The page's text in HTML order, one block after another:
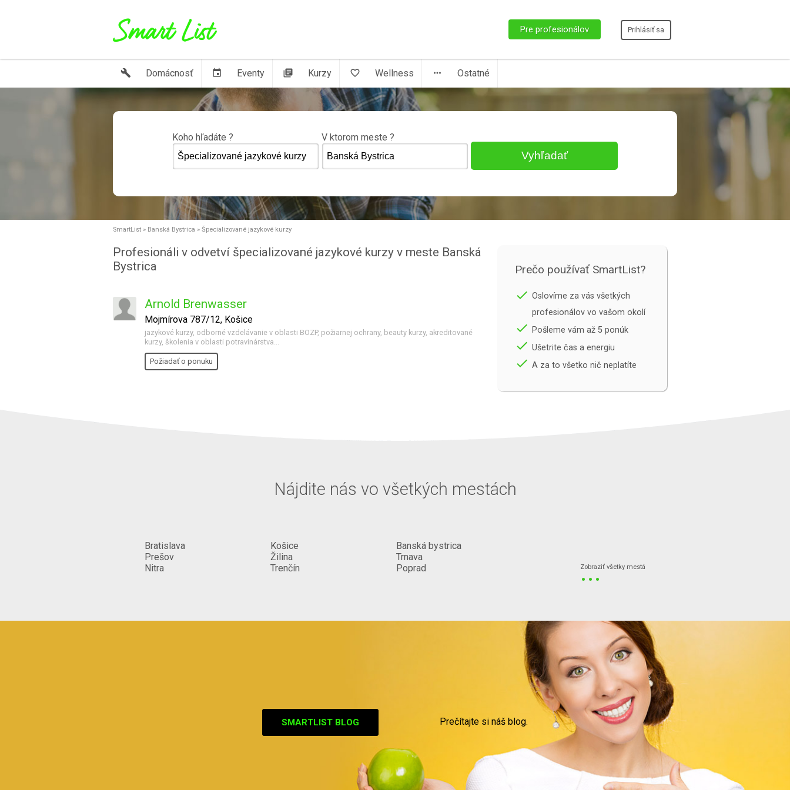
Pre profesionálov Prihlásiť sa
build Domácnosť event Eventy library_books Kurzy favorite_border Wellness more_horiz Ostatné
Koho hľadáte ? V ktorom meste ?
SmartList » Banská Bystrica » Špecializované jazykové kurzy
Profesionáli v odvetví špecializované jazykové kurzy v meste Banská
Bystrica
Arnold Brenwasser
Mojmírova 787/12, Košice
jazykové kurzy, odborné vzdelávanie v oblasti BOZP, požiarnej ochrany, beauty kurzy, akreditované
kurzy, školenia v oblasti potravinárstva...
Požiadať o ponuku
Prečo používať SmartList?
done Oslovíme za vás všetkých
profesionálov vo vašom okolí
done Pošleme vám až 5 ponúk
done Ušetrite čas a energiu
done A za to všetko nič neplatíte
Nájdite nás vo všetkých mestách
Bratislava
Prešov
Nitra
Košice
Žilina
Trenčín
Banská bystrica
Trnava
Poprad
Zobraziť všetky mestá
...
SMARTLIST BLOG Prečítajte si náš blog.